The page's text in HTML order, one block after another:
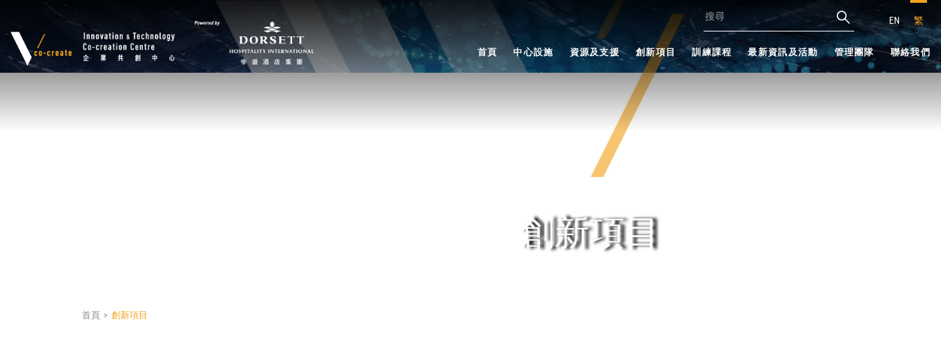
EN 繁
首頁 中心設施 資源及支援 創新項目 訓練課程 最新資訊及活動 管理團隊 聯絡我們
創新項目
首頁 > 創新項目